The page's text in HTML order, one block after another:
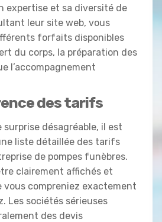
expertise et sa diversité de
leur site web, vous
forfaits disponibles
du corps, la préparation des
l’accompagnement
des tarifs
désagréable, il est
liste détaillée des tarifs
de pompes funèbres.
clairement affichés et
vous compreniez exactement
Les sociétés sérieuses
des devis